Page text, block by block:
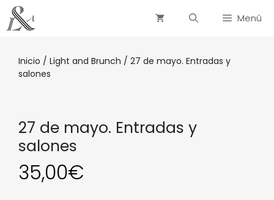
Menú
Inicio / Light and Brunch / 27 de mayo. Entradas y
salones
27 de mayo. Entradas y
salones
35,00€